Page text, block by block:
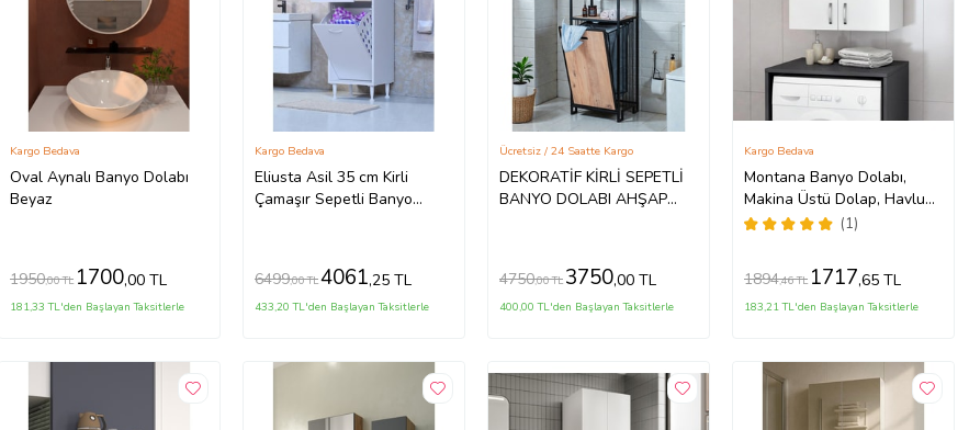
Oval Aynalı Banyo Dolabı
Beyaz
Kargo Bedava
1950,00 TL 1700,00 TL
181,33 TL'den Başlayan Taksitlerle
Eliusta Asil 35 cm Kirli
Çamaşır Sepetli Banyo
35x88x32,5 cm (Beyaz)
Kargo Bedava
6499,00 TL4061,25 TL
433,20 TL'den Başlayan Taksitlerle
DEKORATİF KİRLİ SEPETLİ
BANYO DOLABI AHŞAP
BANYO DÜZENLEYİCİ
ORGANİZER (Siyah)
Ücretsiz / 24 Saatte Kargo
4750,00 TL 3750,00 TL
400,00 TL'den Başlayan Taksitlerle
Montana Banyo Dolabı,
Makina Üstü Dolap, Havlu
Dolabı, Çamaşır Dolabı,
(1)
Kargo Bedava
1894,46 TL 1717,65 TL
183,21 TL'den Başlayan Taksitlerle